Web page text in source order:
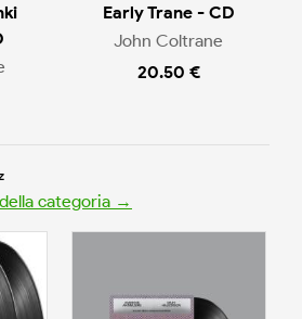
Early Trane - CD
John Coltrane
20.50 €
categoria →